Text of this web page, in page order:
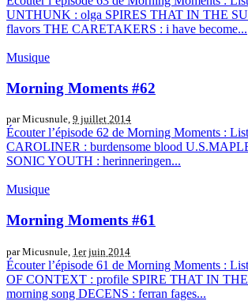
UNTHUNK : olga SPIRES THAT IN THE
flavors THE CARETAKERS : i have become...
Musique
Morning Moments #62
par Micusnule, 9 juillet 2014
Écouter l’épisode 62 de Morning Moments :
CAROLINER : burdensome blood
SONIC YOUTH : herinneringen...
Musique
Morning Moments #61
par Micusnule, 1er juin 2014
Écouter l’épisode 61 de Morning Moments :
OF CONTEXT : profile SPIRE THAT IN
morning song DECENS : ferran fages...